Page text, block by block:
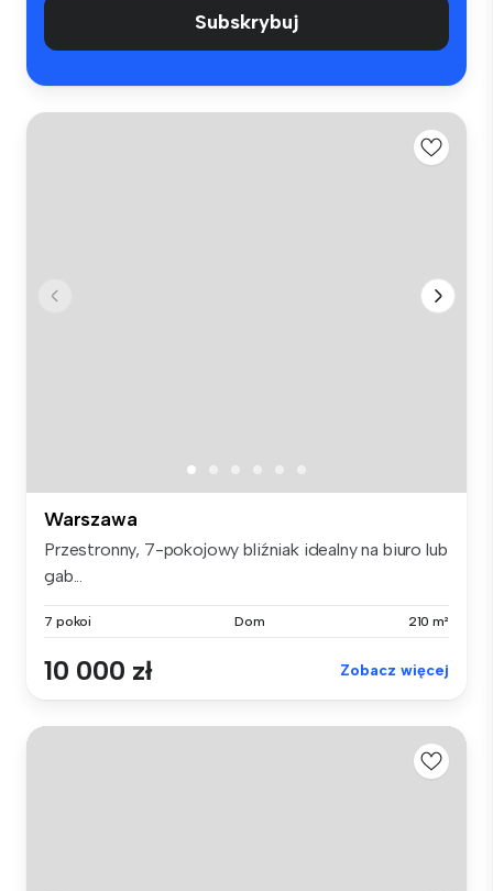
Subskrybuj
Warszawa
Przestronny, 7-pokojowy bliźniak idealny na biuro lub
gab...
7 pokoi Dom 210 m²
10 000 zł Zobacz więcej